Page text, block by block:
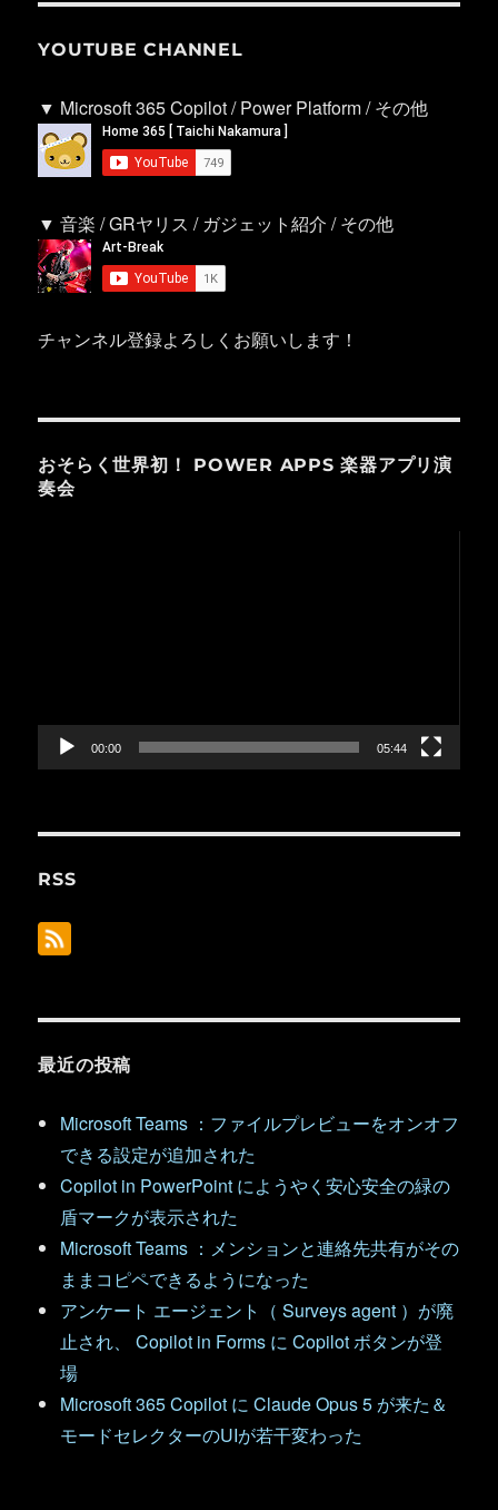
YOUTUBE CHANNEL
▼ Microsoft 365 Copilot / Power Platform / その他
▼ 音楽 / GRヤリス / ガジェット紹介 / その他
チャンネル登録よろしくお願いします！
おそらく世界初！ POWER APPS 楽器アプリ演
奏会
ー
00:00 05:44
RSS
最近の投稿
Microsoft Teams ：ファイルプレビューをオンオフ
できる設定が追加された
Copilot in PowerPoint にようやく安心安全の緑の
盾マークが表示された
Microsoft Teams ：メンションと連絡先共有がその
ままコピペできるようになった
アンケート エージェント（ Surveys agent ）が廃
止され、 Copilot in Forms に Copilot ボタンが登
場
Microsoft 365 Copilot に Claude Opus 5 が来た＆
モードセレクターのUIが若干変わった